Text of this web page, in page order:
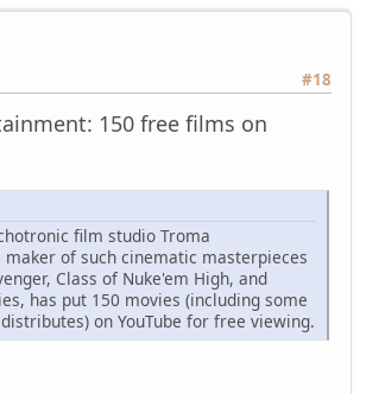
#18
150 free films on
film studio Troma
of such cinematic masterpieces
Class of Nuke'em High, and
has put 150 movies (including some
on YouTube for free viewing.